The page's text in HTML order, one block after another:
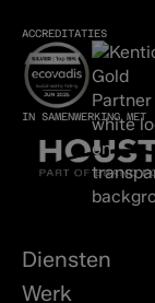
ACCREDITATIES
IN SAMENWERKING MET
Diensten
Werk